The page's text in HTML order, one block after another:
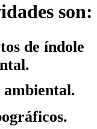
son:
de índole
ambiental.